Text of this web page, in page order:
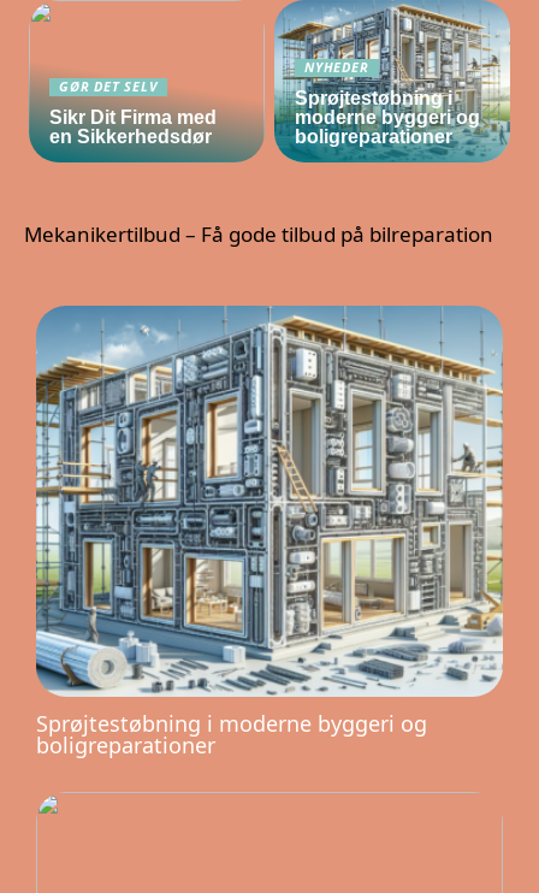
GØR DET SELV
Sikr Dit Firma med
en Sikkerhedsdør
NYHEDER
Sprøjtestøbning i
moderne byggeri og
boligreparationer
Mekanikertilbud – Få gode tilbud på bilreparation
Sprøjtestøbning i moderne byggeri og
boligreparationer